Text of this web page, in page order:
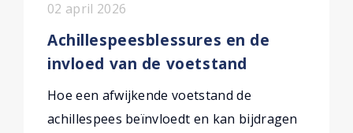
02 april 2026
Achillespeesblessures en de
invloed van de voetstand
Hoe een afwijkende voetstand de
achillespees beïnvloedt en kan bijdragen